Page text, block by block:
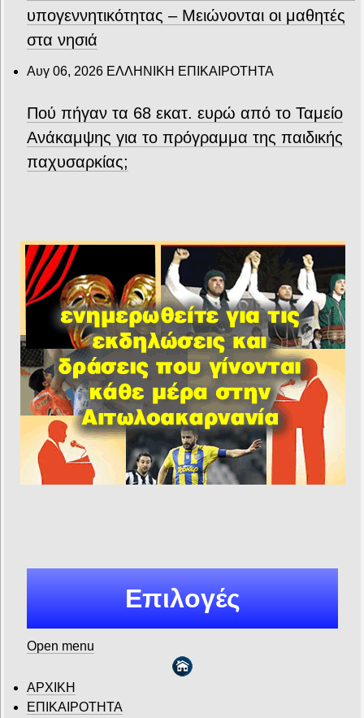
υπογεννητικότητας – Μειώνονται οι μαθητές
στα νησιά
Αυγ 06, 2026 ΕΛΛΗΝΙΚΗ ΕΠΙΚΑΙΡΟΤΗΤΑ
Πού πήγαν τα 68 εκατ. ευρώ από το Ταμείο
Ανάκαμψης για το πρόγραμμα της παιδικής
παχυσαρκίας;
Επιλογές
Open menu
ΑΡΧΙΚΗ
ΕΠΙΚΑΙΡΟΤΗΤΑ